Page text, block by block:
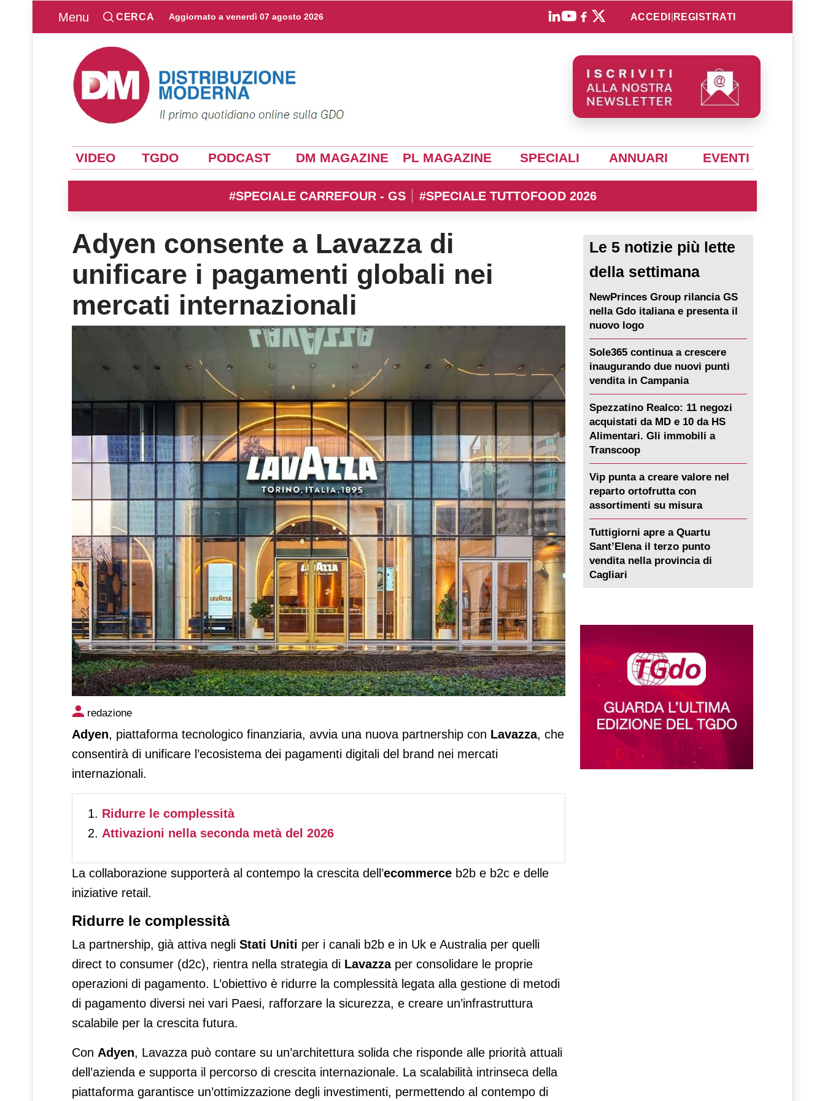
Menu CERCA Aggiornato a venerdì 07 agosto 2026 ACCEDI REGISTRATI
VIDEO TGDO PODCAST DM MAGAZINE PL MAGAZINE SPECIALI ANNUARI EVENTI
#SPECIALE CARREFOUR - GS #SPECIALE TUTTOFOOD 2026
Adyen consente a Lavazza di
unificare i pagamenti globali nei
mercati internazionali
Adyen consente a Lavazza di unificare i pagamenti globali nei mercati
internazionali
redazione
Adyen, piattaforma tecnologico finanziaria, avvia una nuova partnership con Lavazza, che
consentirà di unificare l’ecosistema dei pagamenti digitali del brand nei mercati
internazionali.
Ridurre le complessità
Attivazioni nella seconda metà del 2026
La collaborazione supporterà al contempo la crescita dell’ecommerce b2b e b2c e delle
iniziative retail.
Ridurre le complessità
La partnership, già attiva negli Stati Uniti per i canali b2b e in Uk e Australia per quelli
direct to consumer (d2c), rientra nella strategia di Lavazza per consolidare le proprie
operazioni di pagamento. L’obiettivo è ridurre la complessità legata alla gestione di metodi
di pagamento diversi nei vari Paesi, rafforzare la sicurezza, e creare un’infrastruttura
scalabile per la crescita futura.
Con Adyen, Lavazza può contare su un’architettura solida che risponde alle priorità attuali
dell’azienda e supporta il percorso di crescita internazionale. La scalabilità intrinseca della
piattaforma garantisce un’ottimizzazione degli investimenti, permettendo al contempo di
Le 5 notizie più lette
della settimana
NewPrinces Group rilancia GS
nella Gdo italiana e presenta il
nuovo logo
Sole365 continua a crescere
inaugurando due nuovi punti
vendita in Campania
Spezzatino Realco: 11 negozi
acquistati da MD e 10 da HS
Alimentari. Gli immobili a
Transcoop
Vip punta a creare valore nel
reparto ortofrutta con
assortimenti su misura
Tuttigiorni apre a Quartu
Sant’Elena il terzo punto
vendita nella provincia di
Cagliari